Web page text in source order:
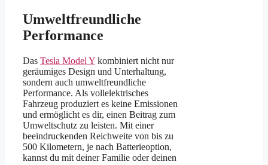
Umweltfreundliche
Performance
Das Tesla Model Y kombiniert nicht nur
geräumiges Design und Unterhaltung,
sondern auch umweltfreundliche
Performance. Als vollelektrisches
Fahrzeug produziert es keine Emissionen
und ermöglicht es dir, einen Beitrag zum
Umweltschutz zu leisten. Mit einer
beeindruckenden Reichweite von bis zu
500 Kilometern, je nach Batterieoption,
kannst du mit deiner Familie oder deinen